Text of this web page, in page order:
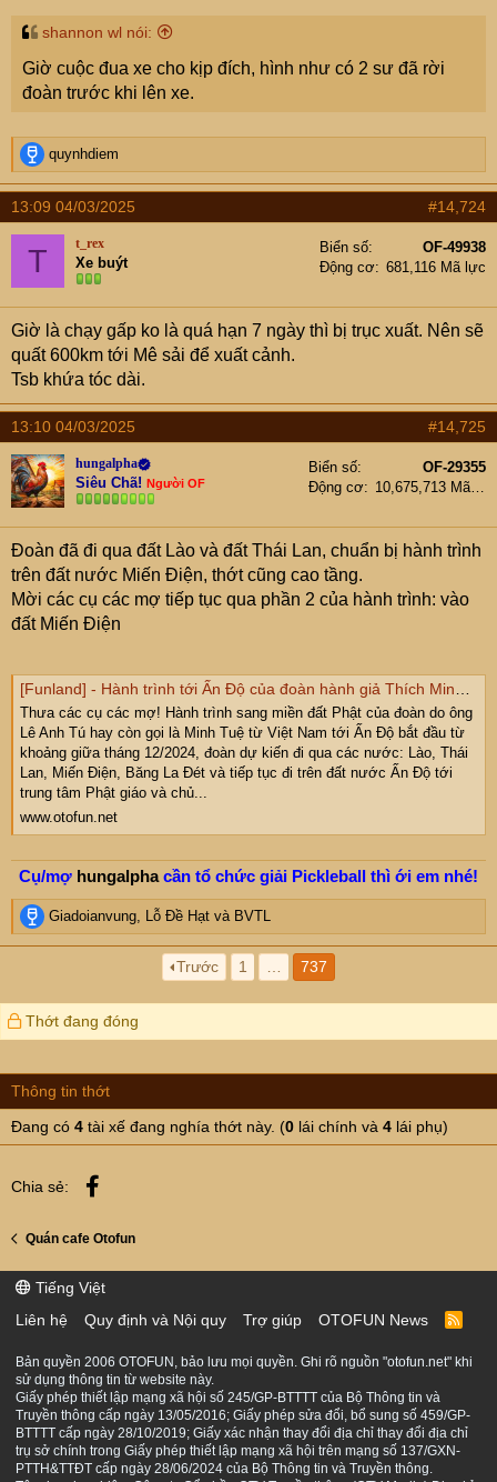
shannon wl nói:
Giờ cuộc đua xe cho kịp đích, hình như có 2 sư đã rời
đoàn trước khi lên xe.
R
e
a
c
t
n
s
:
quynhdiem
13:09 04/03/2025 #14,724
T t_rex
Xe buýt
Biển số
OF-49938
Động cơ
681,116 Mã lực
Giờ là chạy gấp ko là quá hạn 7 ngày thì bị trục xuất. Nên sẽ
quất 600km tới Mê sải để xuất cảnh.
Tsb khứa tóc dài.
13:10 04/03/2025 #14,725
hungalpha
Siêu Chã! Người OF
Biển số
OF-29355
Động cơ
10,675,713 Mã lực
Đoàn đã đi qua đất Lào và đất Thái Lan, chuẩn bị hành trình
trên đất nước Miến Điện, thớt cũng cao tầng.
Mời các cụ các mợ tiếp tục qua phần 2 của hành trình: vào
đất Miến Điện
[Funland] - Hành trình tới Ấn Độ của đoàn hành giả Thích Minh Tuệ. Phần 2:chưa vào được Miến Điện, phải vòng qua Malaysia
Thưa các cụ các mợ! Hành trình sang miền đất Phật của đoàn do ông
Lê Anh Tú hay còn gọi là Minh Tuệ từ Việt Nam tới Ấn Độ bắt đầu từ
khoảng giữa tháng 12/2024, đoàn dự kiến đi qua các nước: Lào, Thái
Lan, Miến Điện, Băng La Đét và tiếp tục đi trên đất nước Ấn Độ tới
trung tâm Phật giáo và chủ...
www.otofun.net
Cụ/mợ hungalphacần tổ chức giải Pickleball thì ới em nhé!
R
e
i
s
:
Giadoianvung Lỗ Đề Hạt và BVTL
Trước 1 737
Thớt đang đóng
Thông tin thớt
Đang có 4 tài xế đang nghía thớt này. (0 lái chính và 4 lái phụ)
Chia sẻ:
Quán cafe Otofun
Tiếng Việt
Liên hệ
Quy định và Nội quy Trợ giúp OTOFUN News
R
S
Bản quyền 2006 OTOFUN, bảo lưu mọi quyền. Ghi rõ nguồn "otofun.net" khi
sử dụng thông tin từ website này.
Giấy phép thiết lập mạng xã hội số 245/GP-BTTTT của Bộ Thông tin và
Truyền thông cấp ngày 13/05/2016; Giấy phép sửa đổi, bổ sung số 459/GP-
BTTTT cấp ngày 28/10/2019; Giấy xác nhận thay đổi địa chỉ thay đổi địa chỉ
trụ sở chính trong Giấy phép thiết lập mạng xã hội trên mạng số 137/GXN-
PTTH&TTĐT cấp ngày 28/06/2024 của Bộ Thông tin và Truyền thông.